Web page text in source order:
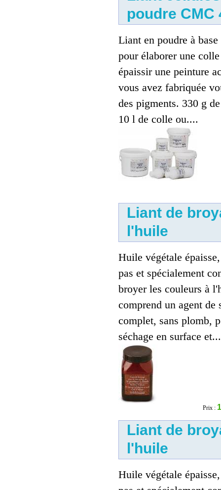
poudre CMC
Liant en poudre à
pour élaborer une
épaissir une peinture
vous avez fabriquée
des pigments. 330 g
10 l de colle ou....
Liant de
l'huile
Huile végétale
pas et spécialement
broyer les couleurs à
comprend un agent de
complet, sans plomb,
séchage en surface
Prix :
Liant de
l'huile
Huile végétale